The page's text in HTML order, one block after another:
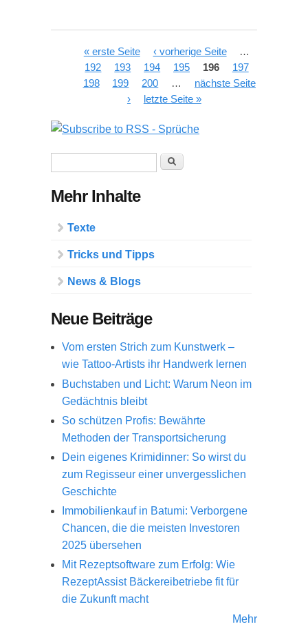
Seiten« erste Seite ‹ vorherige Seite
…
192
193 194 195 196
197
198
199 200 …
nächste Seite
›
letzte Seite »
Suche
Mehr Inhalte
Texte
Tricks und Tipps
News & Blogs
Neue Beiträge
Vom ersten Strich zum Kunstwerk –
wie Tattoo-Artists ihr Handwerk lernen
Buchstaben und Licht: Warum Neon im
Gedächtnis bleibt
So schützen Profis: Bewährte
Methoden der Transportsicherung
Dein eigenes Krimidinner: So wirst du
zum Regisseur einer unvergesslichen
Geschichte
Immobilienkauf in Batumi: Verborgene
Chancen, die die meisten Investoren
2025 übersehen
Mit Rezeptsoftware zum Erfolg: Wie
RezeptAssist Bäckereibetriebe fit für
die Zukunft macht
Mehr